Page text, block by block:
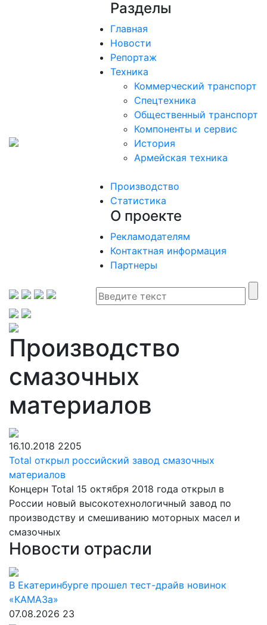
Разделы
Главная
Новости
Репортаж
Техника
Коммерческий транспорт
Спецтехника
Общественный транспорт
Компоненты и сервис
История
Армейская техника
Производство
Статистика
О проекте
Рекламодателям
Контактная информация
Партнеры
Производство
смазочных
материалов
16.10.2018 2205
Total открыл российский завод смазочных
материалов
Концерн Total 15 октября 2018 года открыл в
России новый высокотехнологичный завод по
производству и смешиванию моторных масел и
смазочных
Новости отрасли
В Екатеринбурге прошел тест-драйв новинок
«КАМАЗа»
07.08.2026 23